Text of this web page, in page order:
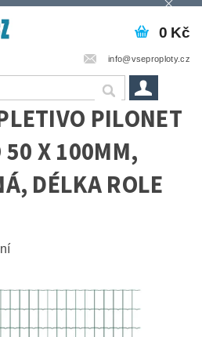
info@vseproploty.cz
0 Kč
PILONET
50 X 100MM,
DÉLKA ROLE